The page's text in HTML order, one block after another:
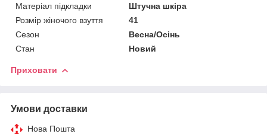
Матеріал підкладки
Штучна шкіра
Розмір жіночого взуття
41
Сезон
Весна/Осінь
Стан
Новий
Приховати
Умови доставки
Нова Пошта